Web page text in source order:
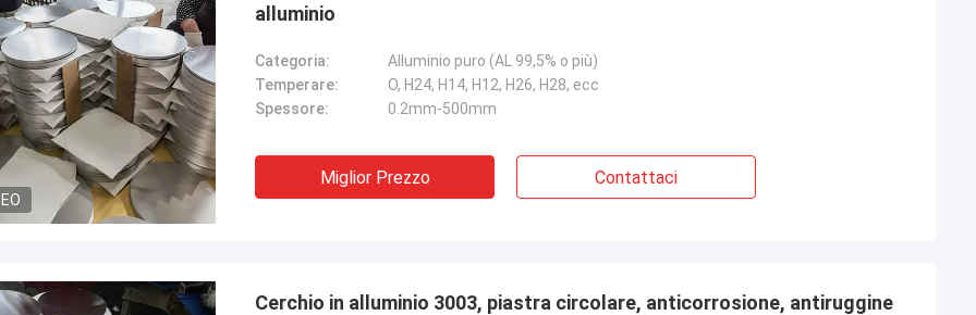
alluminio
Categoria:
Alluminio puro (AL 99,5% o più)
Temperare:
O, H24, H14, H12, H26, H28, ecc
Spessore:
0.2mm-500mm
Miglior Prezzo Contattaci
Cerchio in alluminio 3003, piastra circolare, anticorrosione, antiruggine